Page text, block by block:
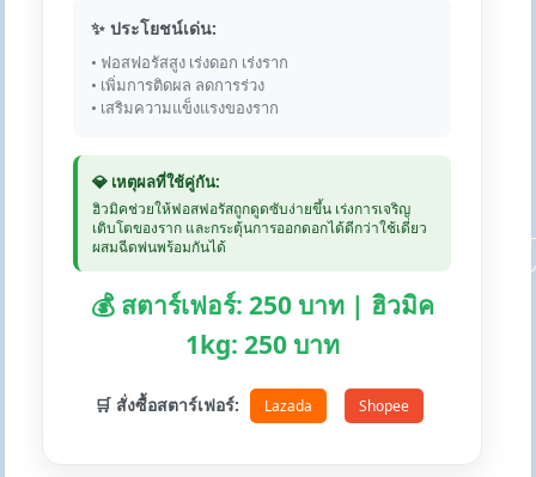
✨ ประโยชน์เด่น:
• ฟอสฟอรัสสูง เร่งดอก เร่งราก
• เพิ่มการติดผล ลดการร่วง
• เสริมความแข็งแรงของราก
💎 เหตุผลที่ใช้คู่กัน:
ฮิวมิคช่วยให้ฟอสฟอรัสถูกดูดซับง่ายขึ้น เร่งการเจริญ
เติบโตของราก และกระตุ้นการออกดอกได้ดีกว่าใช้เดี่ยว
ผสมฉีดพ่นพร้อมกันได้
💰 สตาร์เฟอร์: 250 บาท | ฮิวมิค
1kg: 250 บาท
🛒 สั่งซื้อสตาร์เฟอร์: Lazada Shopee